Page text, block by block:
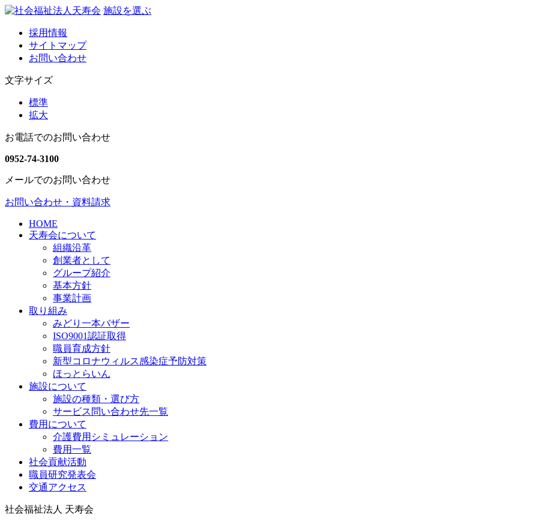
施設を選ぶ
採用情報
サイトマップ
お問い合わせ
文字サイズ
標準
拡大
お電話でのお問い合わせ
0952-74-3100
メールでのお問い合わせ
お問い合わせ・資料請求
HOME
天寿会について
組織沿革
創業者として
グループ紹介
基本方針
事業計画
取り組み
みどり一本バザー
ISO9001認証取得
職員育成方針
新型コロナウィルス感染症予防対策
ほっとらいん
施設について
施設の種類・選び方
サービス問い合わせ先一覧
費用について
介護費用シミュレーション
費用一覧
社会貢献活動
職員研究発表会
交通アクセス
社会福祉法人 天寿会